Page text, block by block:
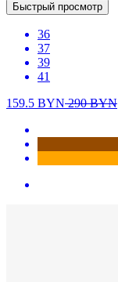
Быстрый просмотр
36
37
39
41
159.5 BYN290BYN